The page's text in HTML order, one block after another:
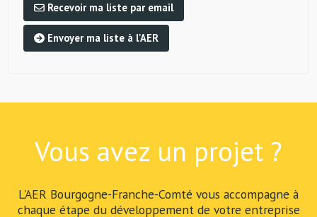
Recevoir ma liste par email
Envoyer ma liste à l'AER
Vous avez un projet ?
L'AER Bourgogne-Franche-Comté vous accompagne à
chaque étape du développement de votre entreprise